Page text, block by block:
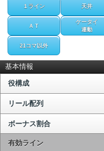
１ライン 天井
ＡＴ
ケータイ
連動
21コマ以外
基本情報
役構成
リール配列
ボーナス割合
有効ライン